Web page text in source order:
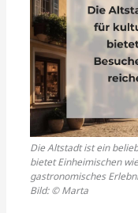
Die Altstadt ist ein
bietet Einheimischen
gastronomisches
Bild: © Marta